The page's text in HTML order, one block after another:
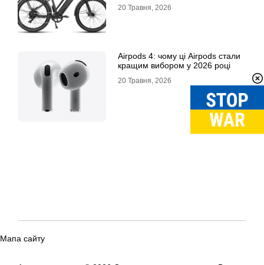
20 Травня, 2026
Airpods 4: чому ці Airpods стали
кращим вибором у 2026 році
20 Травня, 2026
Мапа сайту